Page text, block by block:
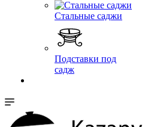
Стальные саджи
Подставки под
садж